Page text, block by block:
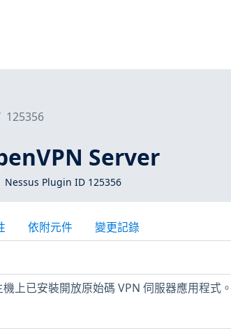
125356
Server
Nessus Plugin ID 125356
依附元件 變更記錄
上已安裝開放原始碼 VPN 伺服器應用程式。